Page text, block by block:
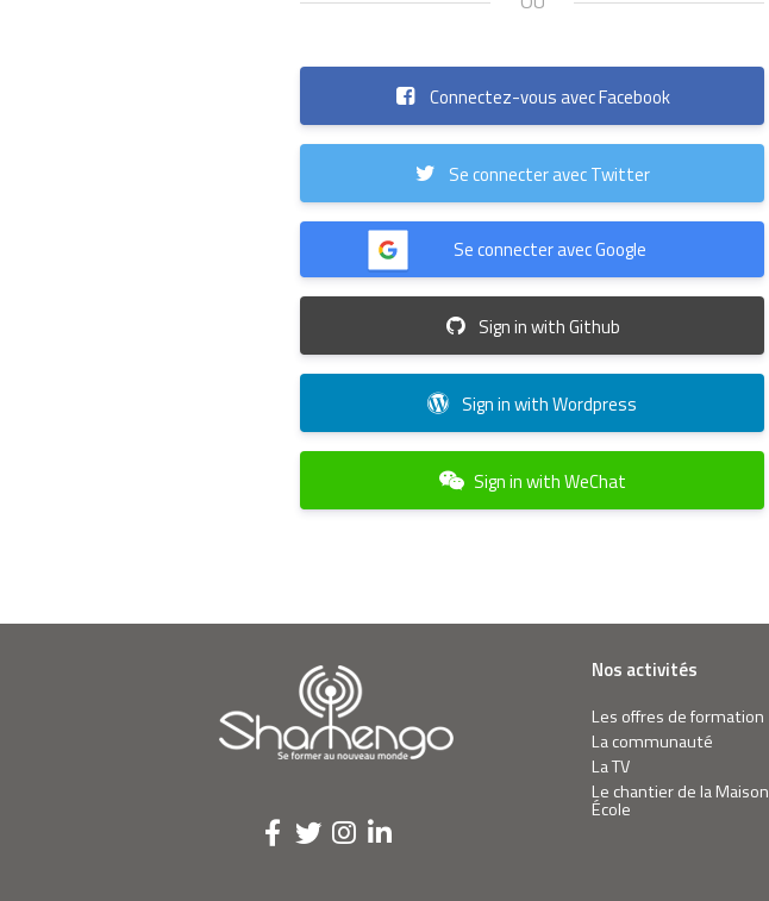
Connectez-vous avec Facebook
Se connecter avec Twitter
Se connecter avec Google
Sign in with Github
Sign in with Wordpress
Sign in with WeChat
Nos activités
Les offres de formation
La communauté
La TV
Le chantier de la Maison
École